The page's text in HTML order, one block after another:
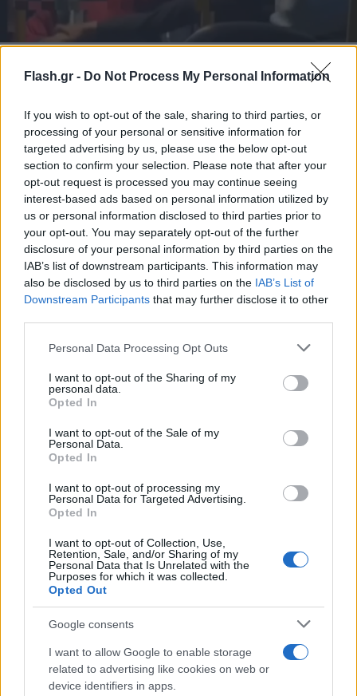
Flash.gr - Do Not Process My Personal Information
If you wish to opt-out of the sale, sharing to third parties, or
processing of your personal or sensitive information for
targeted advertising by us, please use the below opt-out
section to confirm your selection. Please note that after your
opt-out request is processed you may continue seeing
interest-based ads based on personal information utilized by
us or personal information disclosed to third parties prior to
your opt-out. You may separately opt-out of the further
disclosure of your personal information by third parties on the
IAB’s list of downstream participants. This information may
also be disclosed by us to third parties on the IAB’s List of
Downstream Participants that may further disclose it to other
Please note that this website/app uses one or more Google
not limited to your visit or usage behaviour. You may click to
grant or deny consent to Google and its third-party tags to
use your data for below specified purposes in below Google
consent section.
Personal Data Processing Opt Outs
I want to opt-out of the Sharing of my
personal data.
Opted In
I want to opt-out of the Sale of my
Personal Data.
Opted In
I want to opt-out of processing my
Personal Data for Targeted Advertising.
Opted In
I want to opt-out of Collection, Use,
Retention, Sale, and/or Sharing of my
Personal Data that Is Unrelated with the
Purposes for which it was collected.
Opted Out
Google consents
I want to allow Google to enable storage
related to advertising like cookies on web or
device identifiers in apps.
Θεσσαλονίκη: Βίντεο δείχνει άγρια επίθεση
επιβάτη σε γυναίκα μέσα σε λεωφορείο ΚΤΕΛ
Κουφάλια-Θεσσαλονίκη.
12.03.2026 10:43
Συντακτική
Ομάδα
Flash.gr
Αυξήσεις στα εισιτήρια των ΚΤΕΛ: Τι αλλάζει
στις τιμές -Σε ισχύ νέα απόφαση του υπουργείου
Μεταφορών
Νέα υπουργική απόφαση φέρνει αναπροσαρμογή στα κόμιστρα
αύξηση στα εισιτήρια, με αιτία την άνοδο σε καύσιμα, μισθούς
και κόστος συντήρησης.
09.03.2026 15:27
Ομάδα
Flash.gr